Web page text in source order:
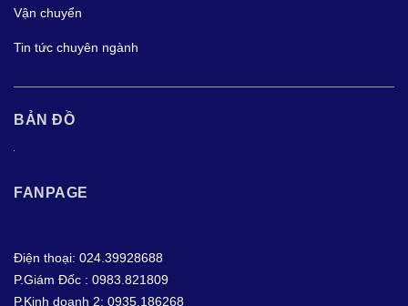
Vận chuyển
Tin tức chuyên ngành
BẢN ĐỒ
FANPAGE
Điện thoại: 024.39928688
P.Giám Đốc : 0983.821809
P.Kinh doanh 2: 0935.186268